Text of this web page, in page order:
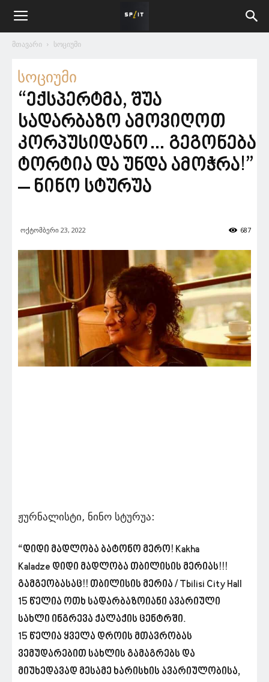
მთავარი სოციუმი
სოციუმი
“ექსპერტმა, შუა
სადარბაზო ამოვიღოთ
კორპუსიდანო… გეგონება
ტორტია და უნდა ამოჭრა!”
– ნინო სტურუა
ოქტომბერი 23, 2022 687
ჟურნალისტი, ნინო სტურუა:
“დიდი მადლობა ბატონო მერო! Kakha
Kaladze დიდი მადლობა თბილისის მერიას!!!
გამგეობასაც!! თბილისის მერია / Tbilisi City Hall
15 წელია ოთხ სადარბაზოიანი ავარიული
სახლი ინგრევა ქალაქის ცენტრში.
15 წელია ყველა დროის მთავრობას
ვემუდარებით სახლის გამაგრებს და
მიუხედავად მესამე ხარისხის ავარიულობისა,